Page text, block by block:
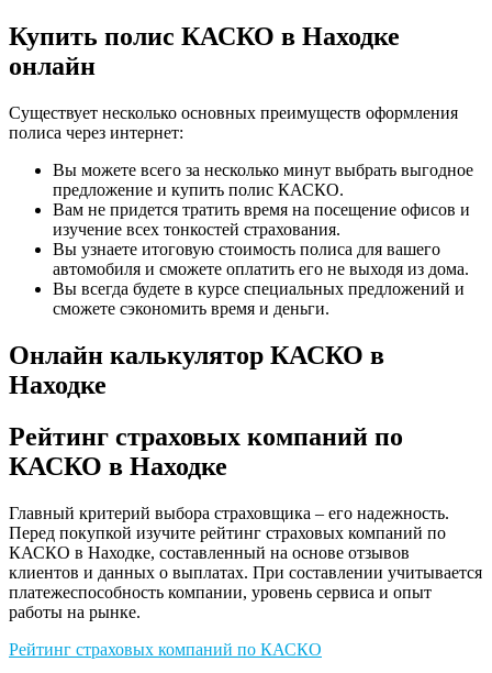
Купить полис КАСКО в Находке
онлайн
Существует несколько основных преимуществ оформления
полиса через интернет:
Вы можете всего за несколько минут выбрать выгодное
предложение и купить полис КАСКО.
Вам не придется тратить время на посещение офисов и
изучение всех тонкостей страхования.
Вы узнаете итоговую стоимость полиса для вашего
автомобиля и сможете оплатить его не выходя из дома.
Вы всегда будете в курсе специальных предложений и
сможете сэкономить время и деньги.
Онлайн калькулятор КАСКО в
Находке
Рейтинг страховых компаний по
КАСКО в Находке
Главный критерий выбора страховщика – его надежность.
Перед покупкой изучите рейтинг страховых компаний по
КАСКО в Находке, составленный на основе отзывов
клиентов и данных о выплатах. При составлении учитывается
платежеспособность компании, уровень сервиса и опыт
работы на рынке.
Рейтинг страховых компаний по КАСКО